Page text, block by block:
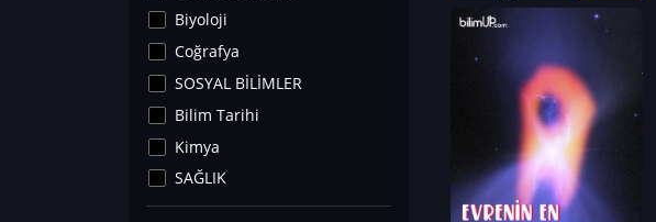
Biyoloji
Coğrafya
SOSYAL BİLİMLER
Bilim Tarihi
Kimya
SAĞLIK
Sanat Tarihi